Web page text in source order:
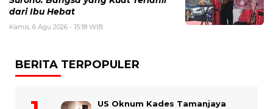
dari Ibu Hebat
Kamis, 6 Agu 2026 - 15:18 WIB
BERITA TERPOPULER
US Oknum Kades Tamanjaya